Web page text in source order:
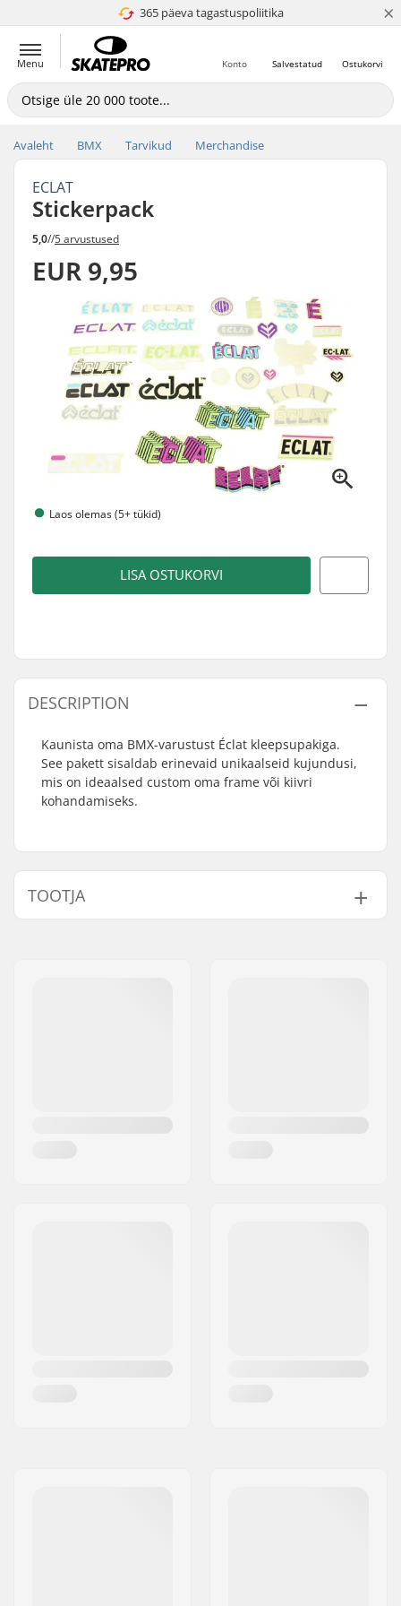
365 päeva tagastuspoliitika
4.8 paljaks 5 ×
Menu Ostukorvi
Salvestatud
Konto
Avaleht BMX Tarvikud Merchandise
ECLAT
Stickerpack
5,0//5 arvustused
EUR 9,95
Laos olemas (5+ tükid)
LISA OSTUKORVI
DESCRIPTION
Kaunista oma BMX-varustust Éclat kleepsupakiga.
See pakett sisaldab erinevaid unikaalseid kujundusi,
mis on ideaalsed custom oma frame või kiivri
kohandamiseks.
TOOTJA